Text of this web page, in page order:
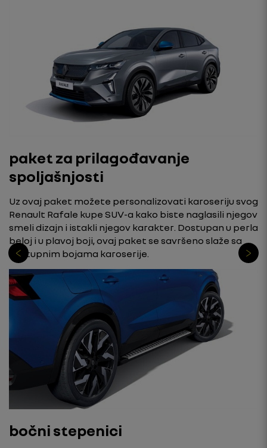
paket za prilagođavanje
spoljašnjosti
Uz ovaj paket možete personalizovati karoseriju svog
Renault Rafale kupe SUV-a kako biste naglasili njegov
smeli dizajn i istakli njegov karakter. Dostupan u perla
beloj i u plavoj boji, ovaj paket se savršeno slaže sa
dostupnim bojama karoserije.
bočni stepenici